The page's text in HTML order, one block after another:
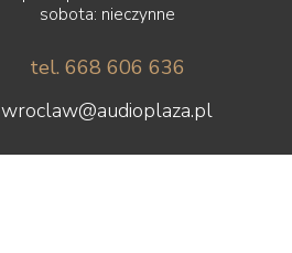
sobota: nieczynne
tel. 668 606 636
wroclaw@audioplaza.pl